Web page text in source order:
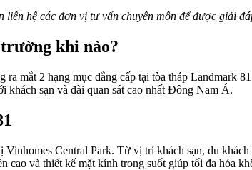
hệ các đơn vị tư vấn chuyên môn để được giải
khi nào?
mắt 2 hạng mục đẳng cấp tại tòa tháp Landmark
khách sạn và đài quan sát cao nhất Đông Nam Á.
Central Park. Từ vị trí khách sạn, du
và thiết kế mặt kính trong suốt giúp tối đa hóa